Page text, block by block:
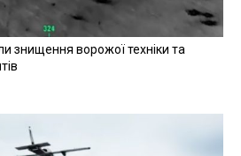
знищення ворожої техніки та